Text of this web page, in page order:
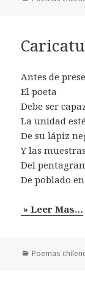
Antes de
El poeta
Debe ser
La unidad
De su lápiz
Y las
Del
De poblado
» Leer Mas…
Categorías
Poemas